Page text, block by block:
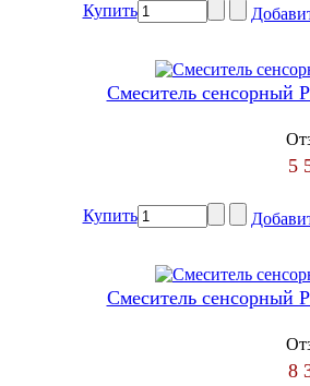
Купить
Смеситель
5
Купить
Смеситель
8